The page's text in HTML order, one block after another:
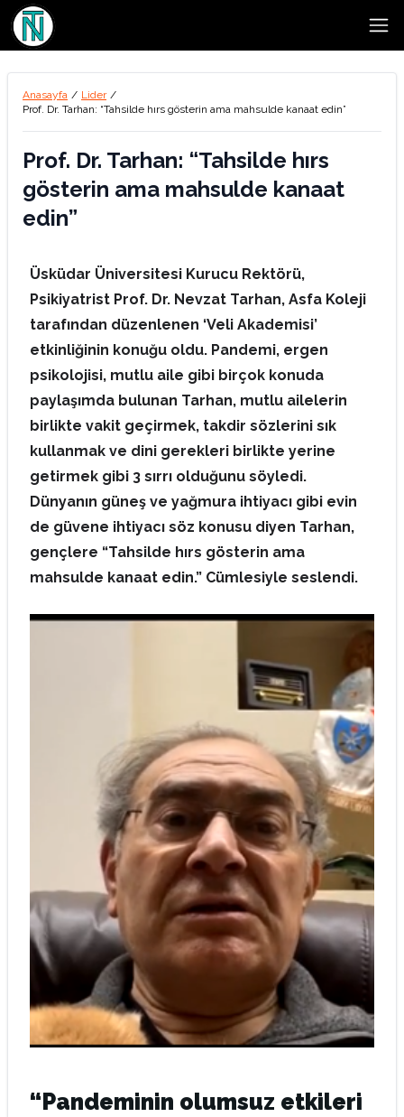
Anasayfa / Lider /
Prof. Dr. Tarhan: “Tahsilde hırs gösterin ama mahsulde kanaat edin”
Prof. Dr. Tarhan: “Tahsilde hırs
gösterin ama mahsulde kanaat
edin”
Üsküdar Üniversitesi Kurucu Rektörü,
Psikiyatrist Prof. Dr. Nevzat Tarhan, Asfa Koleji
tarafından düzenlenen ‘Veli Akademisi’
etkinliğinin konuğu oldu. Pandemi, ergen
psikolojisi, mutlu aile gibi birçok konuda
paylaşımda bulunan Tarhan, mutlu ailelerin
birlikte vakit geçirmek, takdir sözlerini sık
kullanmak ve dini gerekleri birlikte yerine
getirmek gibi 3 sırrı olduğunu söyledi.
Dünyanın güneş ve yağmura ihtiyacı gibi evin
de güvene ihtiyacı söz konusu diyen Tarhan,
gençlere “Tahsilde hırs gösterin ama
mahsulde kanaat edin.” Cümlesiyle seslendi.
“Pandeminin olumsuz etkileri